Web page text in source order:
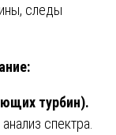
следы
турбин).
спектра.